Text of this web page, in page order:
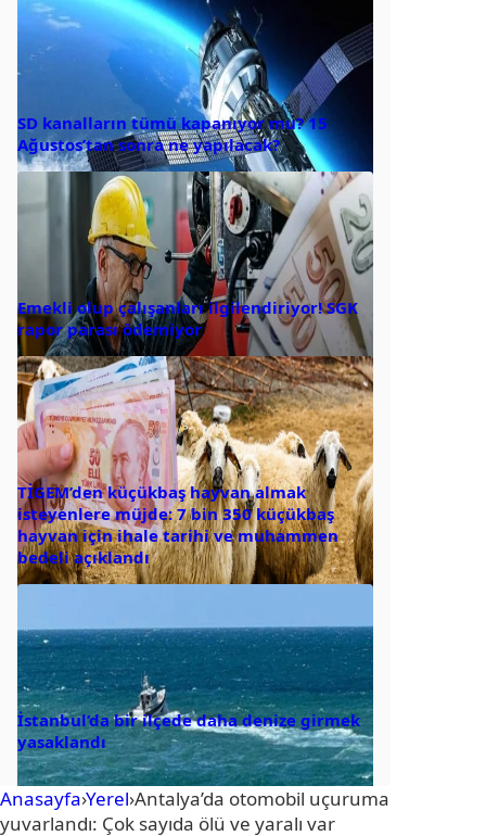
SD kanalların tümü kapanıyor mu? 15
Ağustos’tan sonra ne yapılacak?
Emekli olup çalışanları ilgilendiriyor! SGK
rapor parası ödemiyor
TİGEM’den küçükbaş hayvan almak
isteyenlere müjde: 7 bin 350 küçükbaş
hayvan için ihale tarihi ve muhammen
bedeli açıklandı
İstanbul’da bir ilçede daha denize girmek
yasaklandı
Anasayfa›Yerel›Antalya’da otomobil uçuruma
yuvarlandı: Çok sayıda ölü ve yaralı var